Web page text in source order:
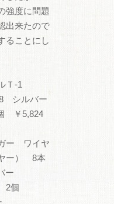
強度に問題
出来たので
ることにし
Ｔ-1
シルバー
￥5,824
ー ワイヤ
ヤー） 8本
ー
2個